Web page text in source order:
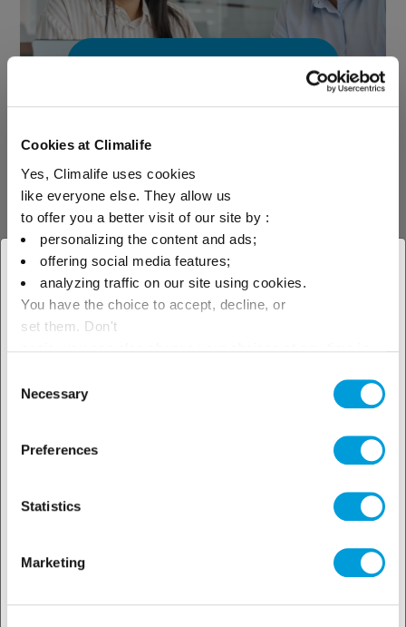
Cookies at Climalife
Yes, Climalife uses cookies
like everyone else. They allow us
to offer you a better visit of our site by :
personalizing the content and ads;
offering social media features;
analyzing traffic on our site using cookies.
You have the choice to accept, decline, or
set them. Don't
Selection
Necessary
Preferences
Statistics
Marketing
× Закрыть
Выберите свое
чтобы узнать о наших
Поисковик продукта
Узнайте о
нашей
технической
поддержке
нами